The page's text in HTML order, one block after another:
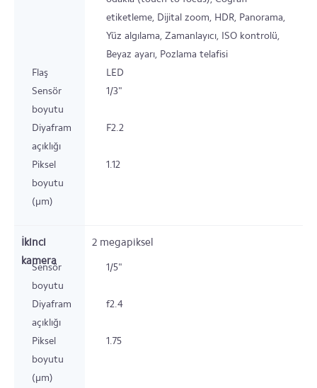
etiketleme, Dijital zoom, HDR, Panorama,
Yüz algılama, Zamanlayıcı, ISO kontrolü,
Beyaz ayarı, Pozlama telafisi
Flaş
LED
Sensör
boyutu
1/3"
Diyafram
açıklığı
F2.2
Piksel
boyutu
(µm)
1.12
İkinci
kamera
2 megapiksel
Sensör
boyutu
1/5"
Diyafram
açıklığı
f2.4
Piksel
boyutu
(µm)
1.75